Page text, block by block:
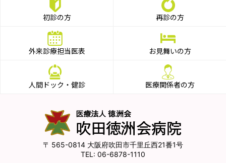
初診の方 再診の方
外来診療担当医表 お見舞いの方
人間ドック・健診 医療関係者の方
565-0814 大阪府吹田市千里丘西21番1号
06-6878-1110